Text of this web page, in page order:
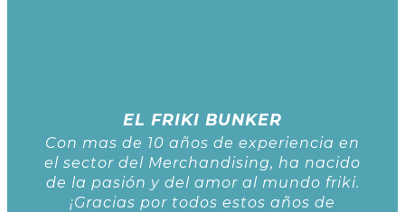
EL FRIKI BUNKER
Con mas de 10 años de experiencia en
el sector del Merchandising, ha nacido
de la pasión y del amor al mundo friki.
¡Gracias por todos estos años de